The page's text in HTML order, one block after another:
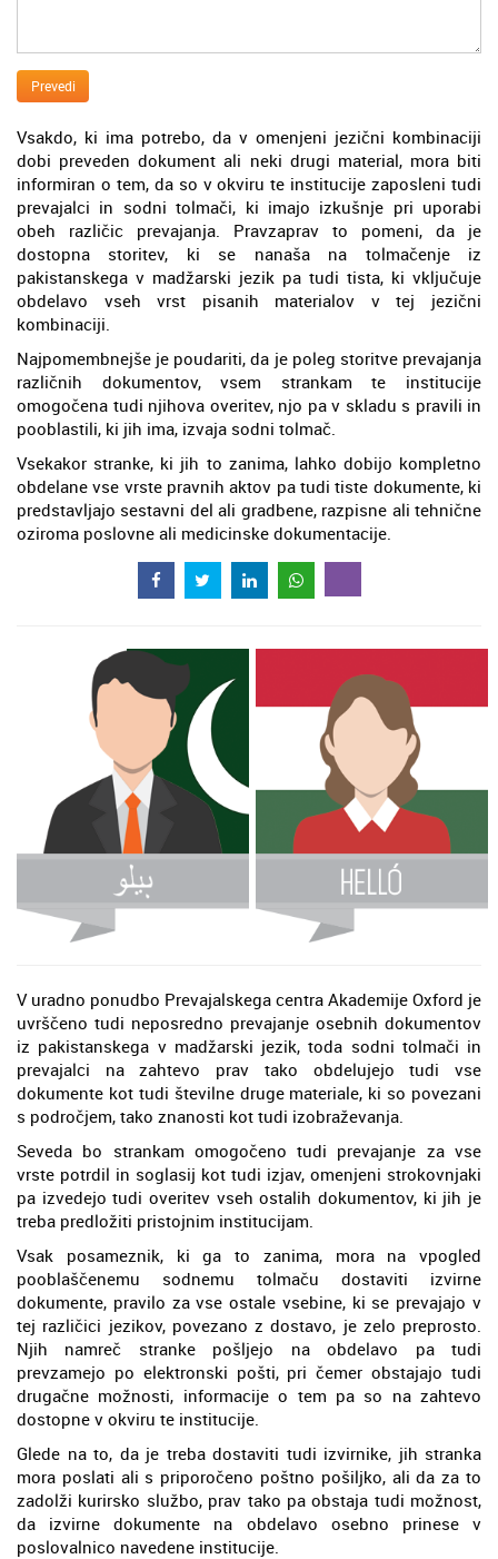
Prevedi
Vsakdo, ki ima potrebo, da v omenjeni jezični kombinaciji
dobi preveden dokument ali neki drugi material, mora biti
informiran o tem, da so v okviru te institucije zaposleni tudi
prevajalci in sodni tolmači, ki imajo izkušnje pri uporabi
obeh različic prevajanja. Pravzaprav to pomeni, da je
dostopna storitev, ki se nanaša na tolmačenje iz
pakistanskega v madžarski jezik pa tudi tista, ki vključuje
obdelavo vseh vrst pisanih materialov v tej jezični
kombinaciji.
Najpomembnejše je poudariti, da je poleg storitve prevajanja
različnih dokumentov, vsem strankam te institucije
omogočena tudi njihova overitev, njo pa v skladu s pravili in
pooblastili, ki jih ima, izvaja sodni tolmač.
Vsekakor stranke, ki jih to zanima, lahko dobijo kompletno
obdelane vse vrste pravnih aktov pa tudi tiste dokumente, ki
predstavljajo sestavni del ali gradbene, razpisne ali tehnične
oziroma poslovne ali medicinske dokumentacije.
V uradno ponudbo Prevajalskega centra Akademije Oxford je
uvrščeno tudi neposredno prevajanje osebnih dokumentov
iz pakistanskega v madžarski jezik, toda sodni tolmači in
prevajalci na zahtevo prav tako obdelujejo tudi vse
dokumente kot tudi številne druge materiale, ki so povezani
s področjem, tako znanosti kot tudi izobraževanja.
Seveda bo strankam omogočeno tudi prevajanje za vse
vrste potrdil in soglasij kot tudi izjav, omenjeni strokovnjaki
pa izvedejo tudi overitev vseh ostalih dokumentov, ki jih je
treba predložiti pristojnim institucijam.
Vsak posameznik, ki ga to zanima, mora na vpogled
pooblaščenemu sodnemu tolmaču dostaviti izvirne
dokumente, pravilo za vse ostale vsebine, ki se prevajajo v
tej različici jezikov, povezano z dostavo, je zelo preprosto.
Njih namreč stranke pošljejo na obdelavo pa tudi
prevzamejo po elektronski pošti, pri čemer obstajajo tudi
drugačne možnosti, informacije o tem pa so na zahtevo
dostopne v okviru te institucije.
Glede na to, da je treba dostaviti tudi izvirnike, jih stranka
mora poslati ali s priporočeno poštno pošiljko, ali da za to
zadolži kurirsko službo, prav tako pa obstaja tudi možnost,
da izvirne dokumente na obdelavo osebno prinese v
poslovalnico navedene institucije.